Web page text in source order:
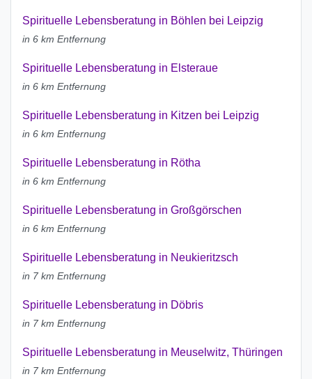
Spirituelle Lebensberatung in Böhlen bei Leipzig
in 6 km Entfernung
Spirituelle Lebensberatung in Elsteraue
in 6 km Entfernung
Spirituelle Lebensberatung in Kitzen bei Leipzig
in 6 km Entfernung
Spirituelle Lebensberatung in Rötha
in 6 km Entfernung
Spirituelle Lebensberatung in Großgörschen
in 6 km Entfernung
Spirituelle Lebensberatung in Neukieritzsch
in 7 km Entfernung
Spirituelle Lebensberatung in Döbris
in 7 km Entfernung
Spirituelle Lebensberatung in Meuselwitz, Thüringen
in 7 km Entfernung